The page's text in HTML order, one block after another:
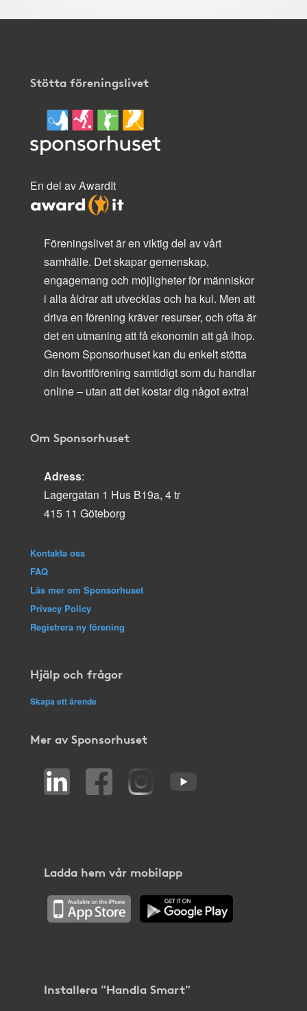
Stötta föreningslivet
En del av AwardIt
Föreningslivet är en viktig del av vårt
samhälle. Det skapar gemenskap,
engagemang och möjligheter för människor
i alla åldrar att utvecklas och ha kul. Men att
driva en förening kräver resurser, och ofta är
det en utmaning att få ekonomin att gå ihop.
Genom Sponsorhuset kan du enkelt stötta
din favoritförening samtidigt som du handlar
online – utan att det kostar dig något extra!
Om Sponsorhuset
Adress:
Lagergatan 1 Hus B19a, 4 tr
415 11 Göteborg
Kontakta oss
FAQ
Läs mer om Sponsorhuset
Privacy Policy
Registrera ny förening
Hjälp och frågor
Skapa ett ärende
Mer av Sponsorhuset
Ladda hem vår mobilapp
Installera "Handla Smart"